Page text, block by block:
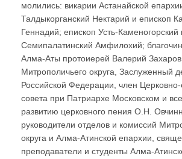
молились: викарии Астанайской
Талдыкорганский Нектарий и епископ
Геннадий; епископ Усть-Каменогорский
Семипалатинский Амфилохий;
Алма-Аты протоиерей Валерий
Митрополичьего округа, Заслуженный
Российской Федерации, член
совета при Патриархе Московском и
развитию церковного пения О.Н.
руководители отделов и комиссий
округа и Алма-Атинской епархии,
преподаватели и студенты Алма-